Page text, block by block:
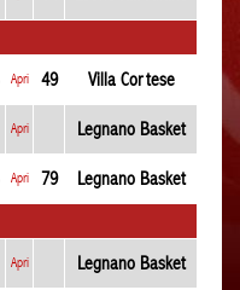
Apri 49 Villa Cortese
Apri Legnano Basket
Apri 79 Legnano Basket
Apri Legnano Basket